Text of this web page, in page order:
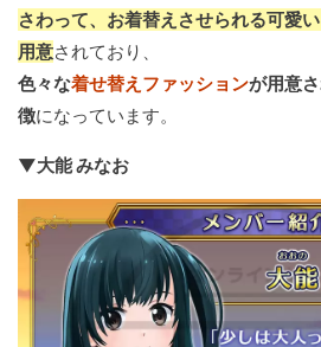
さわって、お着替えさせられる可愛
用意されており、
色々な着せ替えファッションが用意
徴になっています。
▼大能 みなお